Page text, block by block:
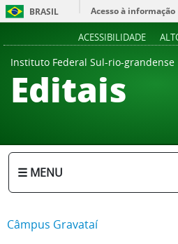
BRASIL
Acesso à informação
ACESSIBILIDADE
Instituto Federal Sul-rio-grandense
Editais
☰ MENU
Câmpus Gravataí